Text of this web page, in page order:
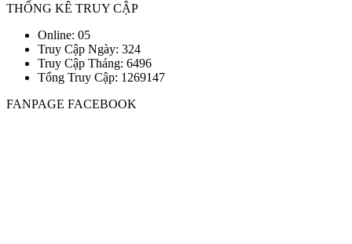
THỐNG KÊ TRUY CẬP
Online: 05
Truy Cập Ngày: 324
Truy Cập Tháng: 6496
Tổng Truy Cập: 1 269147
FANPAGE FACEBOOK